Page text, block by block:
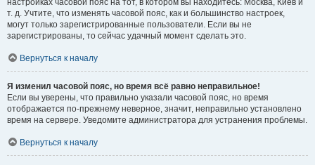
настройках часовой пояс на тот, в котором вы находитесь: Москва, Киев и
т. д. Учтите, что изменять часовой пояс, как и большинство настроек,
могут только зарегистрированные пользователи. Если вы не
зарегистрированы, то сейчас удачный момент сделать это.
Вернуться к началу
Я изменил часовой пояс, но время всё равно неправильное!
Если вы уверены, что правильно указали часовой пояс, но время
отображается по-прежнему неверное, значит, неправильно установлено
время на сервере. Уведомите администратора для устранения проблемы.
Вернуться к началу